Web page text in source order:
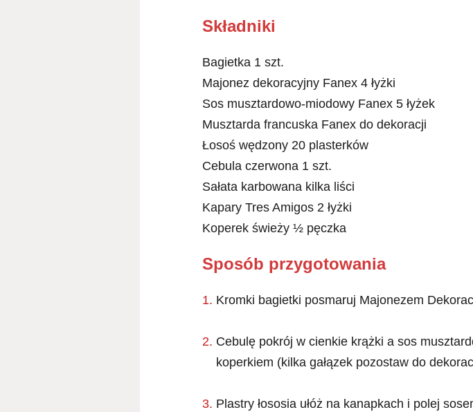
Składniki
Bagietka 1 szt.
Majonez dekoracyjny Fanex 4 łyżki
Sos musztardowo-miodowy Fanex 5 łyżek
Musztarda francuska Fanex do dekoracji
Łosoś wędzony 20 plasterków
Cebula czerwona 1 szt.
Sałata karbowana kilka liści
Kapary Tres Amigos 2 łyżki
Koperek świeży ½ pęczka
Sposób przygotowania
Kromki bagietki posmaruj Majonezem
Cebulę pokrój w cienkie krążki a sos
koperkiem (kilka gałązek pozostaw do
Plastry łososia ułóż na kanapkach i polej